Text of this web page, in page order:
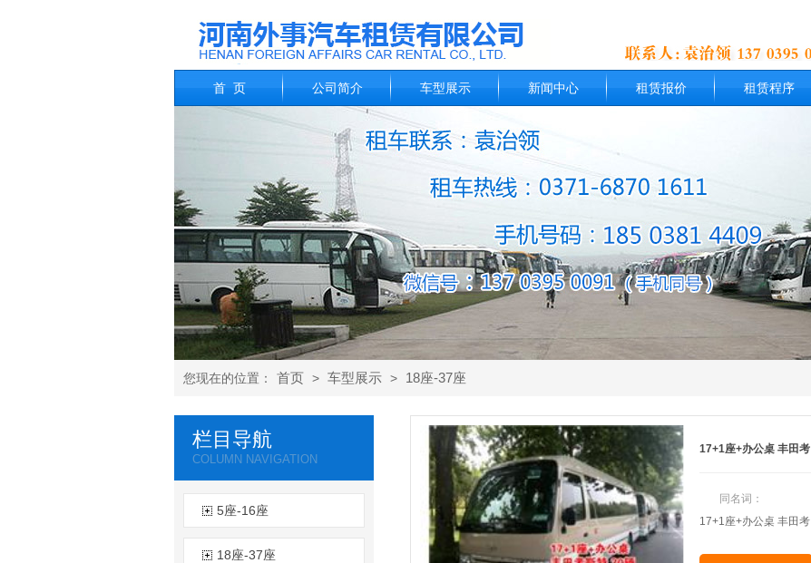
首 页 公司简介 车型展示 新闻中心 租赁报价 租赁程序
您现在的位置： 首页 > 车型展示 > 18座-37座
栏目导航
COLUMN NAVIGATION
5座-16座
18座-37座
17+1座+办公桌 丰田考
同名词：
17+1座+办公桌 丰田考